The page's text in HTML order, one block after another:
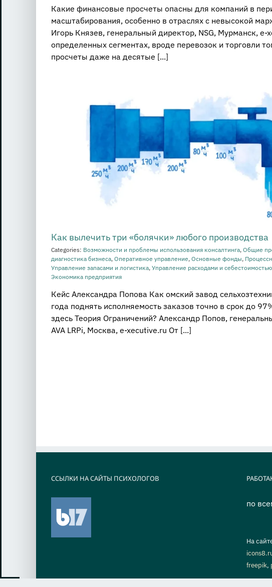
Какие финансовые просчеты опасны для компаний в
масштабирования, особенно в отраслях с невысокой
Игорь Князев, генеральный директор, NSG, Мурманск, e-
определенных сегментах, вроде перевозок и торговли
просчеты даже на десятые [...]
Как вылечить три «болячки» любого производства
Categories: Возможности и проблемы использования консалтинга, Общие
диагностика бизнеса, Оперативное управление, Основные фонды,
Управление запасами и логистика, Управление расходами и
Экономика предприятия
Кейс Александра Попова Как омский завод
года поднять исполняемость заказов точно в срок до
здесь Теория Ограничений? Александр Попов,
AVA LRPi, Москва, e-xecutive.ru От [...]
ССЫЛКИ НА САЙТЫ ПСИХОЛОГОВ
по
На
freepik,